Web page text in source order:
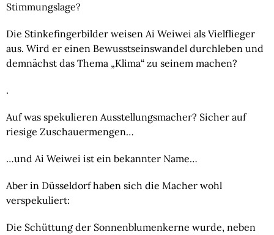
Stimmungslage?
Die Stinkefingerbilder weisen Ai Weiwei als Vielflieger
aus. Wird er einen Bewusstseinswandel durchleben und
demnächst das Thema „Klima“ zu seinem machen?
.
Auf was spekulieren Ausstellungsmacher? Sicher auf
riesige Zuschauermengen…
…und Ai Weiwei ist ein bekannter Name…
Aber in Düsseldorf haben sich die Macher wohl
verspekuliert:
Die Schüttung der Sonnenblumenkerne wurde, neben